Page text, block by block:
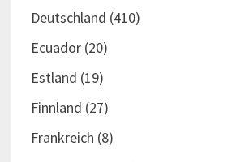
Deutschland (410)
Ecuador(20)
Estland (19)
Finnland (27)
Frankreich (8)